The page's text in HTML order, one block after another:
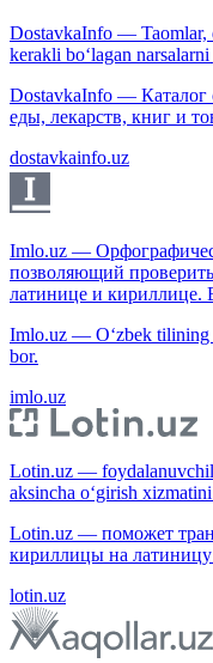
DostavkaInfo — Taomlar,
kerakli bo‘lagan
DostavkaInfo — Каталог
еды, лекарств, книг и
dostavkainfo.uz
Imlo.uz —
позволяющий
латинице и кириллице.
Imlo.uz — O‘zbek tilining
bor.
imlo.uz
Lotin.uz —
aksincha o‘girish
Lotin.uz — поможет
кириллицы на
lotin.uz